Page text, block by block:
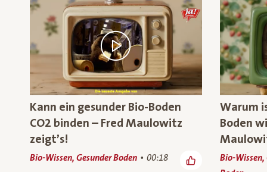
Kann ein gesunder Bio-Boden
CO2 binden – Fred Maulowitz
zeigt’s!
Bio-Wissen, Gesunder Boden 00:18
Warum
Boden
Bio-Wissen,